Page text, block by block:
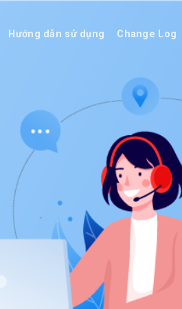
Hướng dẫn sử dụng Change Log